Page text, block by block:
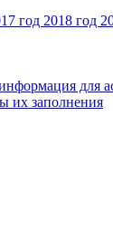
год 2018 год
для
их заполнения